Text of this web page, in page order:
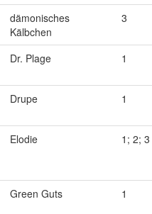
dämonisches
Kälbchen
3
Dr. Plage 1
Drupe 1
Elodie 1; 2; 3
Green Guts 1